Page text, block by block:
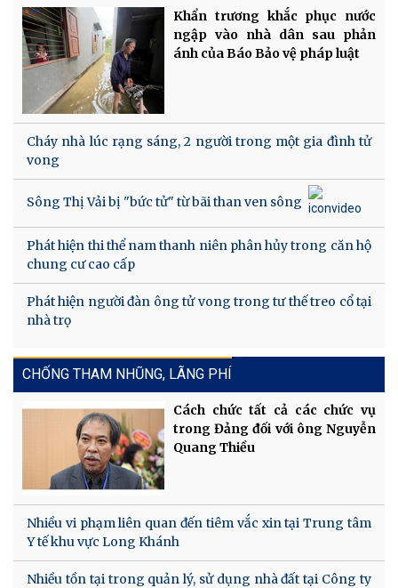
Khẩn trương khắc phục nước
ngập vào nhà dân sau phản
ánh của Báo Bảo vệ pháp luật
Cháy nhà lúc rạng sáng, 2 người trong một gia đình tử
vong
Sông Thị Vải bị "bức tử" từ bãi than ven sông
Phát hiện thi thể nam thanh niên phân hủy trong căn hộ
chung cư cao cấp
Phát hiện người đàn ông tử vong trong tư thế treo cổ tại
nhà trọ
CHỐNG THAM NHŨNG, LÃNG PHÍ
Cách chức tất cả các chức vụ
trong Đảng đối với ông Nguyễn
Quang Thiều
Nhiều vi phạm liên quan đến tiêm vắc xin tại Trung tâm
Y tế khu vực Long Khánh
Nhiều tồn tại trong quản lý, sử dụng nhà đất tại Công ty